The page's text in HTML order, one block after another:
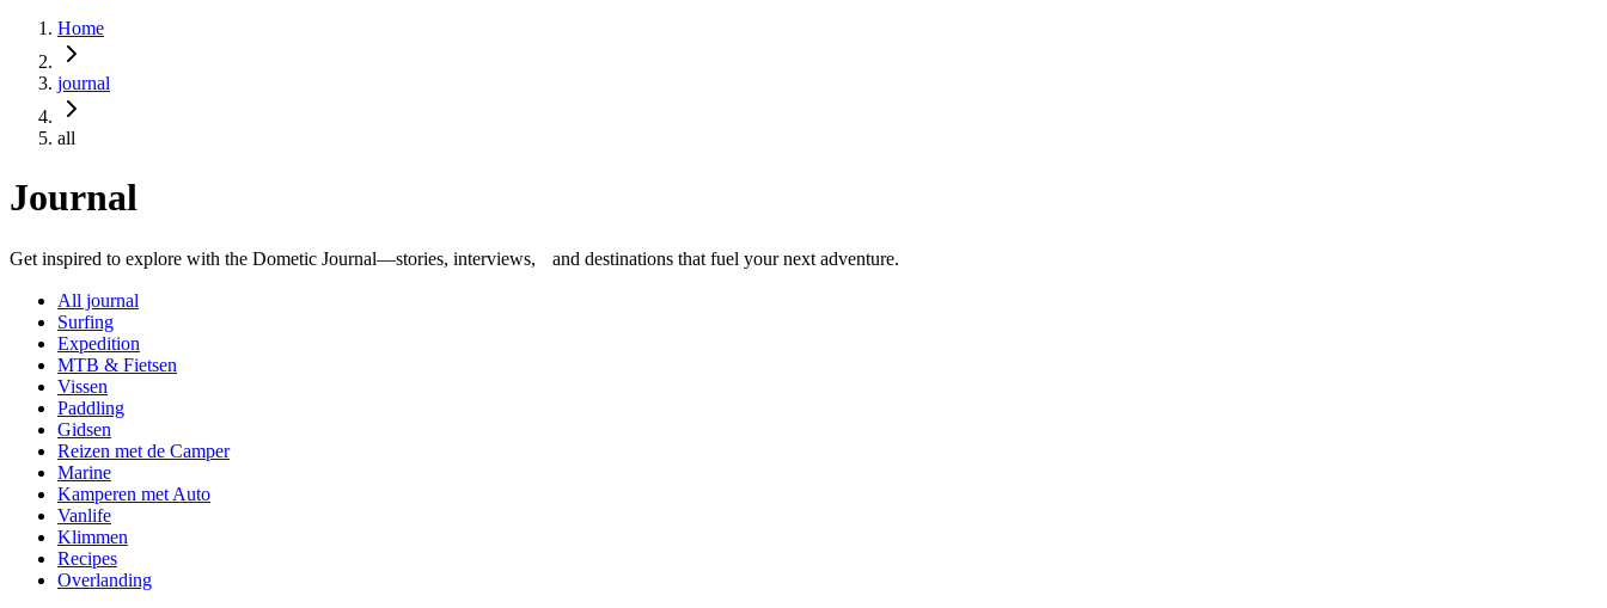
Home
journal
all
Journal
Get inspired to explore with the Dometic Journal—stories, interviews, and destinations that fuel your next adventure.
All journal
Surfing
Expedition
MTB & Fietsen
Vissen
Paddling
Gidsen
Reizen met de Camper
Marine
Kamperen met Auto
Vanlife
Klimmen
Recipes
Overlanding